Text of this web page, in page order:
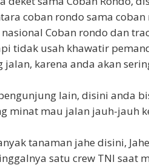
coban rondo sama
Coban rondo dan
tidak usah khawatir
karena anda akan
lain, disini anda
minat mau jalan jauh-jauh
tanaman jahe disini,
satu crew TNI saat